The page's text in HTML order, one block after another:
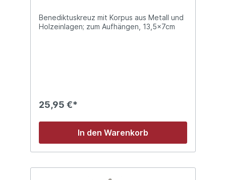
Benediktuskreuz mit Korpus aus Metall und
Holzeinlagen; zum Aufhängen, 13,5x7cm
25,95 €*
In den Warenkorb